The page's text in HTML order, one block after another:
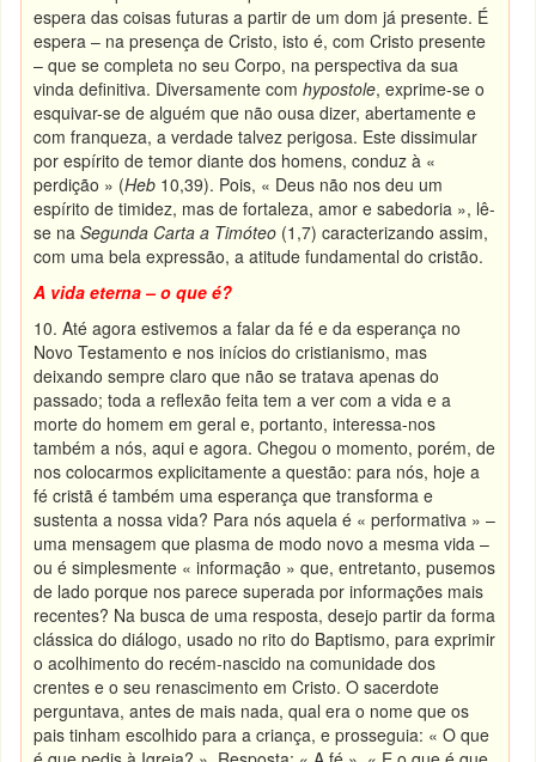
espera das coisas futuras a partir de um dom já presente. É
espera – na presença de Cristo, isto é, com Cristo presente
– que se completa no seu Corpo, na perspectiva da sua
vinda definitiva. Diversamente com hypostole, exprime-se o
esquivar-se de alguém que não ousa dizer, abertamente e
com franqueza, a verdade talvez perigosa. Este dissimular
por espírito de temor diante dos homens, conduz à «
perdição » (Heb 10,39). Pois, « Deus não nos deu um
espírito de timidez, mas de fortaleza, amor e sabedoria », lê-
se naSegunda Carta a Timóteo (1,7) caracterizando assim,
com uma bela expressão, a atitude fundamental do cristão.
A vida eterna – o que é?
10. Até agora estivemos a falar da fé e da esperança no
Novo Testamento e nos inícios do cristianismo, mas
deixando sempre claro que não se tratava apenas do
passado; toda a reflexão feita tem a ver com a vida e a
morte do homem em geral e, portanto, interessa-nos
também a nós, aqui e agora. Chegou o momento, porém, de
nos colocarmos explicitamente a questão: para nós, hoje a
fé cristã é também uma esperança que transforma e
sustenta a nossa vida? Para nós aquela é « performativa » –
uma mensagem que plasma de modo novo a mesma vida –
ou é simplesmente « informação » que, entretanto, pusemos
de lado porque nos parece superada por informações mais
recentes? Na busca de uma resposta, desejo partir da forma
clássica do diálogo, usado no rito do Baptismo, para exprimir
o acolhimento do recém-nascido na comunidade dos
crentes e o seu renascimento em Cristo. O sacerdote
perguntava, antes de mais nada, qual era o nome que os
pais tinham escolhido para a criança, e prosseguia: « O que